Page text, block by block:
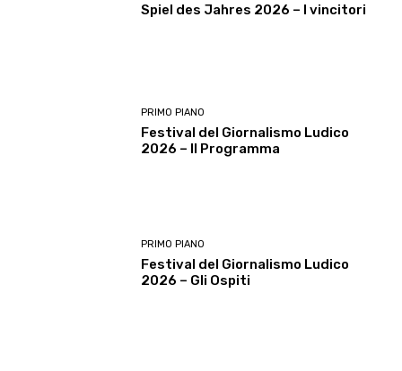
Spiel des Jahres 2026 – I vincitori
PRIMO PIANO
Festival del Giornalismo Ludico
2026 – Il Programma
PRIMO PIANO
Festival del Giornalismo Ludico
2026 – Gli Ospiti